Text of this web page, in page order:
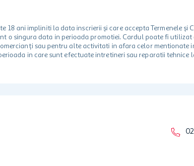
18 ani impliniti la data inscrierii și care accepta Termenele
o singura data in perioada promotiei. Cardul poate fi
sau pentru alte activitati in afara celor mentionate
in care sunt efectuate intretineri sau reparatii tehnice